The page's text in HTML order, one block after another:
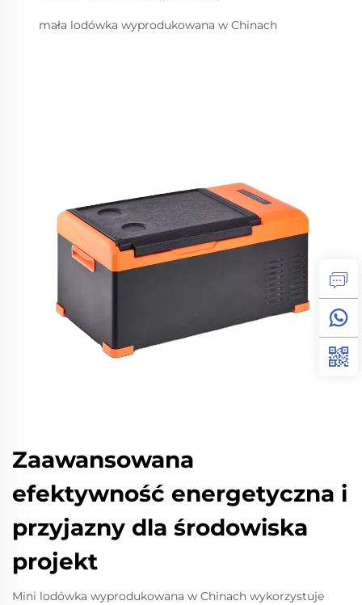
mała lodówka wyprodukowana w Chinach
Zaawansowana
efektywność energetyczna i
przyjazny dla środowiska
projekt
Mini lodówka wyprodukowana w Chinach wykorzystuje